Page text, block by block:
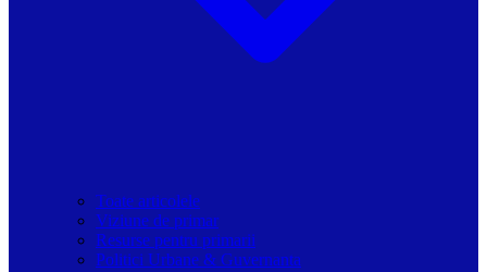
Toate articolele
Viziune de primar
Resurse pentru primarii
Politici Urbane & Guvernanta